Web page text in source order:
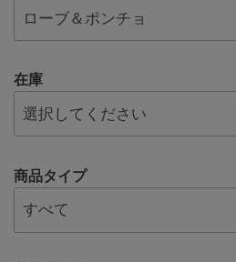
在庫
商品タイプ